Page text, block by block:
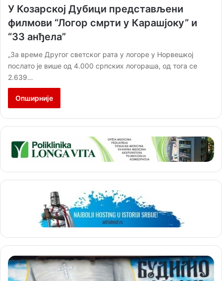
У Козарској Дубици представљени
филмови “Логор смрти у Карашјоку” и
“33 анђела”
„За време Другог светског рата у логоре у Норвешкој
послато је више од 4.000 српских логораша, од тога се
2.639…
Опширније